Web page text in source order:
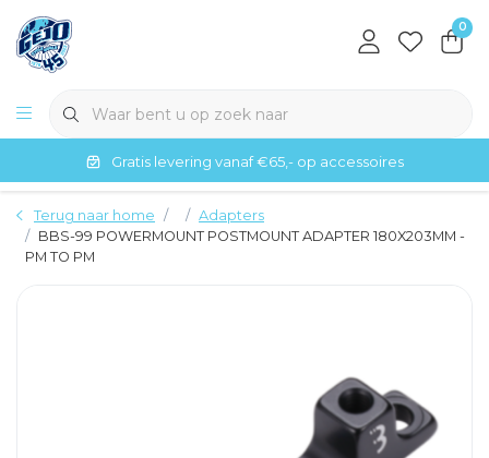
0
Gratis levering vanaf €65,- op accessoires
Terug naar home
Adapters
BBS-99 POWERMOUNT POSTMOUNT ADAPTER 180X203MM -
PM TO PM